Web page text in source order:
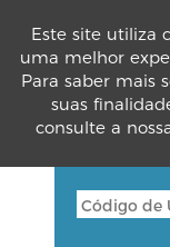
Este site utiliza
uma melhor
Para saber mais
suas
consulte a